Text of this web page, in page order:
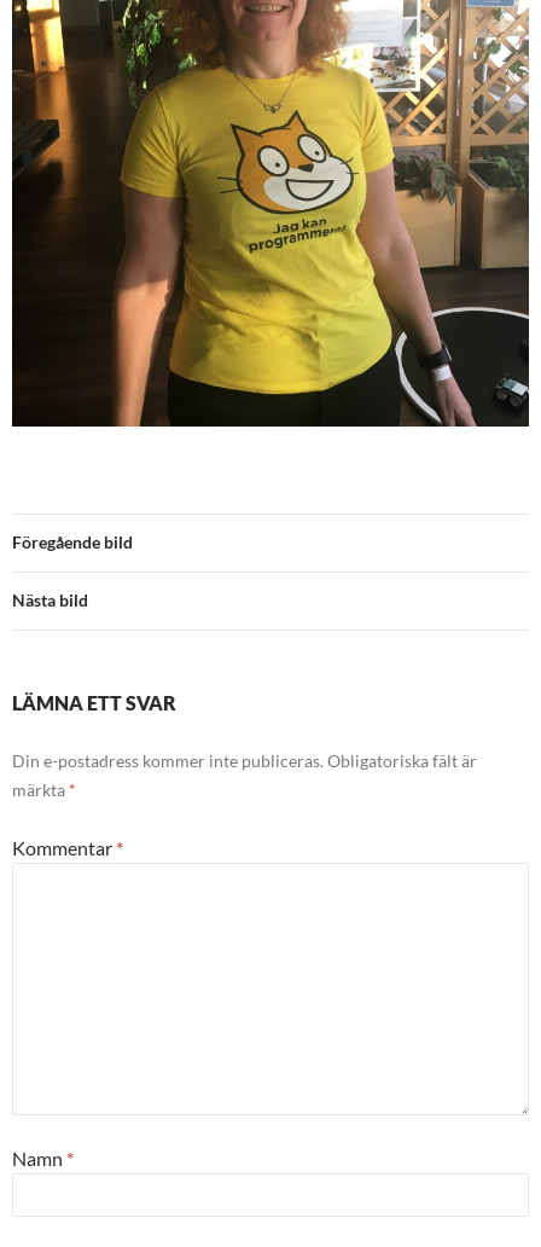
Föregående bild
Nästa bild
LÄMNA ETT SVAR
Din e-postadress kommer inte publiceras. Obligatoriska fält är
märkta *
Kommentar *
Namn *